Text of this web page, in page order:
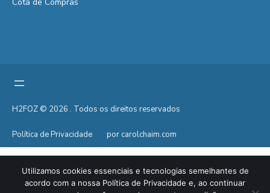
Cota de Compras
H2FOZ © 2026 . Todos os direitos reservados
Política de Privacidade por carolchaim.com
Utilizamos cookies essenciais e tecnologias semelhantes de
acordo com a nossa Política de Privacidade e, ao continuar